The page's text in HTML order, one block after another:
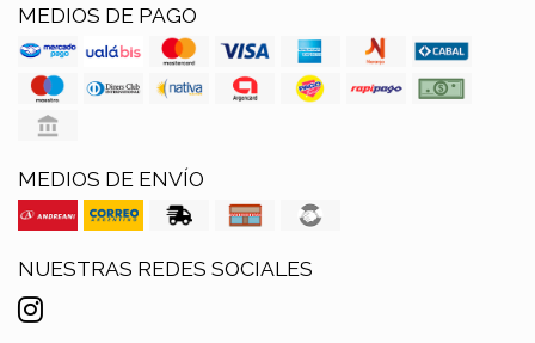
MEDIOS DE PAGO
MEDIOS DE ENVÍO
NUESTRAS REDES SOCIALES